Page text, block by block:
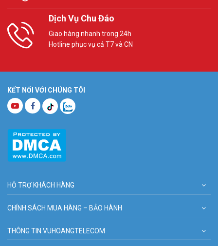
Dịch Vụ Chu Đáo
Giao hàng nhanh trong 24h
Hotline phục vụ cả T7 và CN
KẾT NỐI VỚI CHÚNG TÔI
HỖ TRỢ KHÁCH HÀNG
CHÍNH SÁCH MUA HÀNG – BẢO HÀNH
THÔNG TIN VUHOANGTELECOM